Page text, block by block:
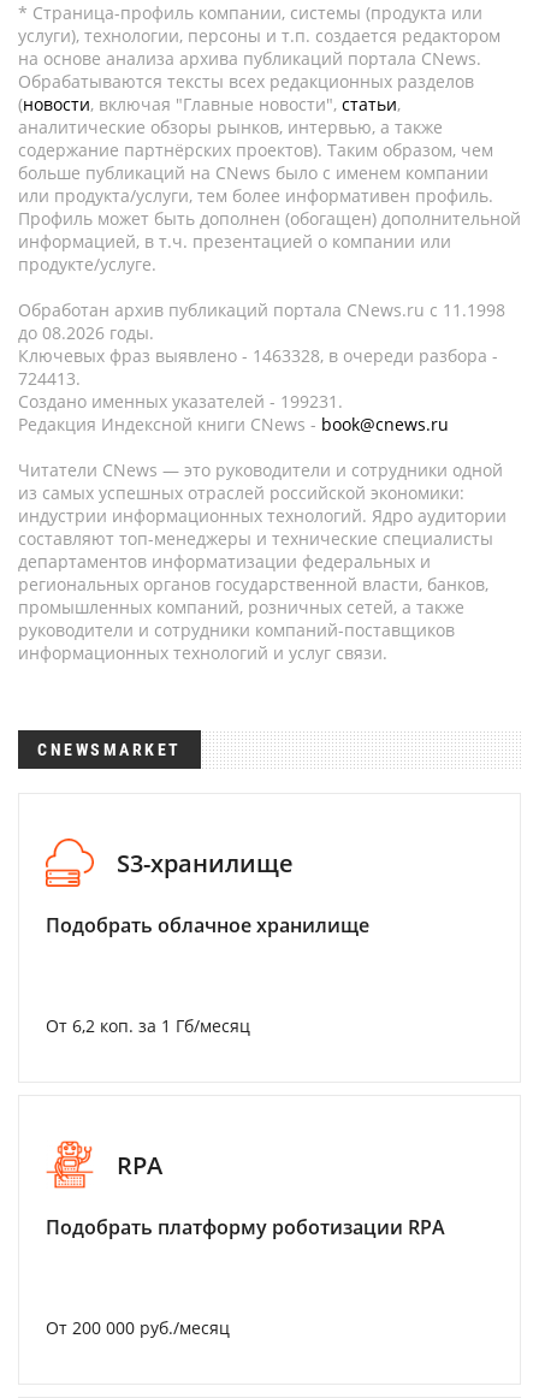
* Страница-профиль компании, системы (продукта или
услуги), технологии, персоны и т.п. создается редактором
на основе анализа архива публикаций портала CNews.
Обрабатываются тексты всех редакционных разделов
(новости, включая "Главные новости", статьи,
аналитические обзоры рынков, интервью, а также
содержание партнёрских проектов). Таким образом, чем
больше публикаций на CNews было с именем компании
или продукта/услуги, тем более информативен профиль.
Профиль может быть дополнен (обогащен) дополнительной
информацией, в т.ч. презентацией о компании или
продукте/услуге.
Обработан архив публикаций портала CNews.ru c 11.1998
до 08.2026 годы.
Ключевых фраз выявлено - 1463328, в очереди разбора -
724413.
Создано именных указателей - 199231.
Редакция Индексной книги CNews - book@cnews.ru
Читатели CNews — это руководители и сотрудники одной
из самых успешных отраслей российской экономики:
индустрии информационных технологий. Ядро аудитории
составляют топ-менеджеры и технические специалисты
департаментов информатизации федеральных и
региональных органов государственной власти, банков,
промышленных компаний, розничных сетей, а также
руководители и сотрудники компаний-поставщиков
информационных технологий и услуг связи.
CNEWSMARKET
S3-хранилище
Подобрать облачное хранилище
От 6,2 коп. за 1 Гб/месяц
RPA
Подобрать платформу роботизации RPA
От 200 000 руб./месяц